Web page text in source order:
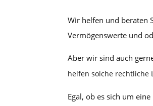
Wir helfen und beraten
Vermögenswerte und
Aber wir sind auch
helfen solche rechtliche
Egal, ob es sich um